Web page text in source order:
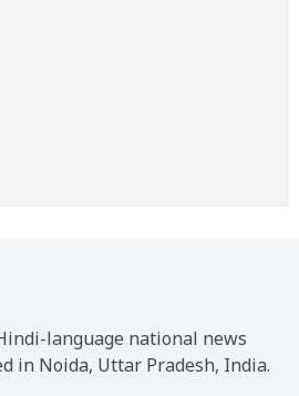
language national news
in Noida, Uttar Pradesh, India.